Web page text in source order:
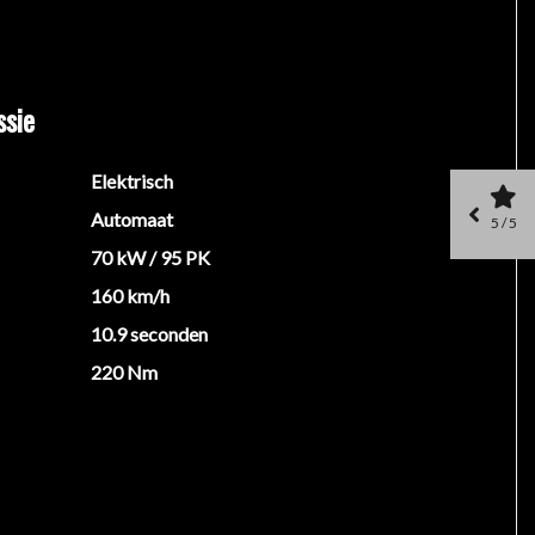
rechten worden ontleend aan de verstrekte
zijn en je beslissing zouden kunnen
Elektrisch
Automaat
70 kW / 95 PK
160 km/h
10.9 seconden
220 Nm
5 / 5